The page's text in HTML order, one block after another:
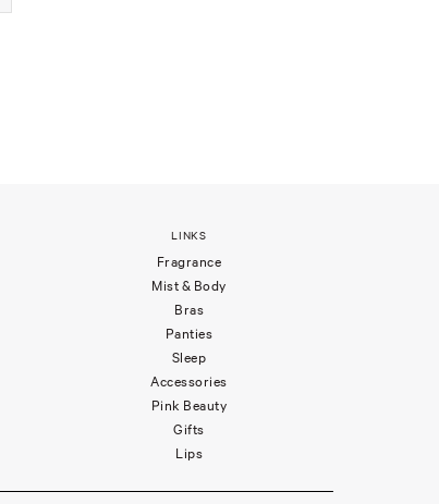
LINKS
Fragrance
Mist & Body
Bras
Panties
Sleep
Accessories
Pink Beauty
Gifts
Lips